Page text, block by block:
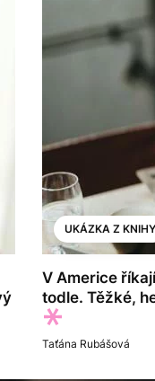
UKÁZKA Z KNIHY
V Americe
todle. Těžké,
Taťána Rubášová